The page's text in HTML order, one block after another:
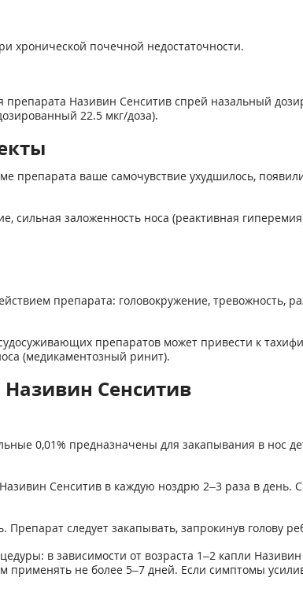
хронической почечной недостаточности.
препарата Називин Сенситив спрей назальный
22.5 мкг/доза).
ваше самочувствие ухудшилось,
сильная заложенность носа (реактивная
препарата: головокружение, тревожность,
препаратов может привести к
(медикаментозный ринит).
Сенситив
0,01% предназначены для закапывания в нос
Сенситив в каждую ноздрю 2–3 раза в
следует закапывать, запрокинув голову
в зависимости от возраста 1–2 капли
применять не более 5–7 дней. Если симптомы